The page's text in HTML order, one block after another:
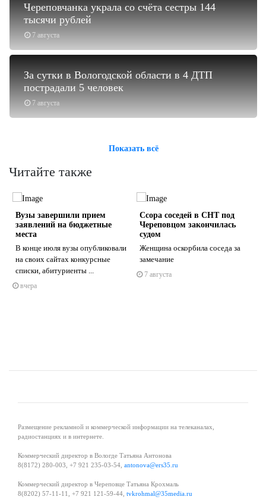
7 августа
Череповчанка украла со счёта сестры 144
тысячи рублей
7 августа
За сутки в Вологодской области в 4 ДТП
пострадали 5 человек
Показать всё
Читайте также
Вузы завершили прием
заявлений на бюджетные
места
В конце июля вузы опубликовали
на своих сайтах конкурсные
списки, абитуриенты ...
вчера
Ссора соседей в СНТ под
Череповцом закончилась
судом
Женщина оскорбила соседа за
замечание
7 августа
Размещение рекламной и коммерческой информации на телеканалах,
радиостанциях и в интернете.
Коммерческий директор в Вологде Татьяна Антонова
8(8172) 280-003, +7 921 235-03-54, antonova@ers35.ru
Коммерческий директор в Череповце Татьяна Крохмаль
8(8202) 57-11-11, +7 921 121-59-44, tvkrohmal@35media.ru